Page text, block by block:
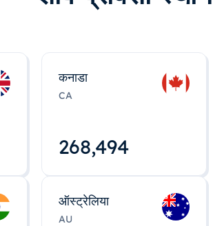
कनाडा
CA
268,495
ऑस्ट्रेलिया
AU